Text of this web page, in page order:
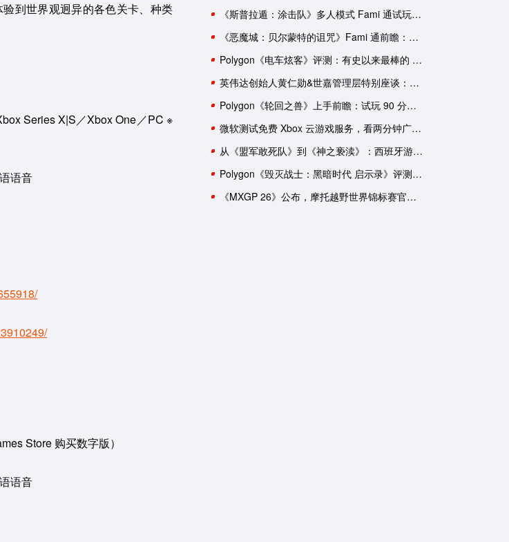
到世界观迥异的各色关卡、种类
Series X|S／Xbox One／PC ※
语音
Store 购买数字版）
语音
《斯普拉遁：涂击队》多人模式 Fami 通试玩：与好友并肩推进故事
《恶魔城：贝尔蒙特的诅咒》Fami 通前瞻：要素杂糅的新生《恶魔城》
Polygon《电车炫客》评测：有史以来最棒的 3D 索尼克游戏！
英伟达创始人黄仁勋&世嘉管理层特别座谈：一次改变命运的邂逅
Polygon《轮回之兽》上手前瞻：试玩 90 分钟后，我依然有一肚子疑惑
微软测试免费 Xbox 云游戏服务，看两分钟广告可用一小时
从《盟军敢死队》到《神之亵渎》：西班牙游戏工作室盘点
Polygon《毁灭战士：黑暗时代 启示录》评测：轰轰烈烈的谢幕演出？
《MXGP 26》公布，摩托越野世界锦标赛官方游戏回归